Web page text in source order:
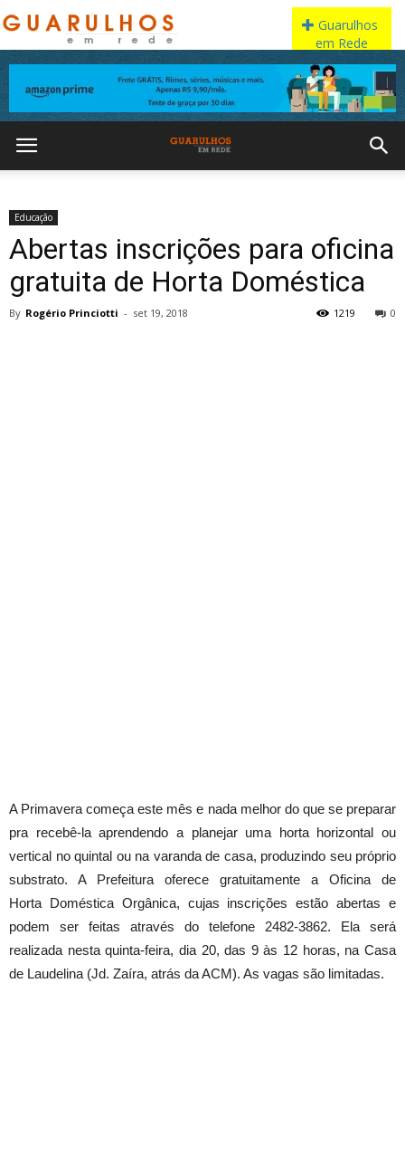
Educação
Abertas inscrições para oficina
gratuita de Horta Doméstica
By Rogério Princiotti - set 19, 2018 0
1219
A Primavera começa este mês e nada melhor do que se preparar
pra recebê-la aprendendo a planejar uma horta horizontal ou
vertical no quintal ou na varanda de casa, produzindo seu próprio
substrato. A Prefeitura oferece gratuitamente a Oficina de
Horta Doméstica Orgânica, cujas inscrições estão abertas e
podem ser feitas através do telefone 2482-3862. Ela será
realizada nestaquinta-feira, dia 20, das 9 às 12 horas, na Casa
de Laudelina (Jd. Zaíra, atrás da ACM). As vagas são limitadas.